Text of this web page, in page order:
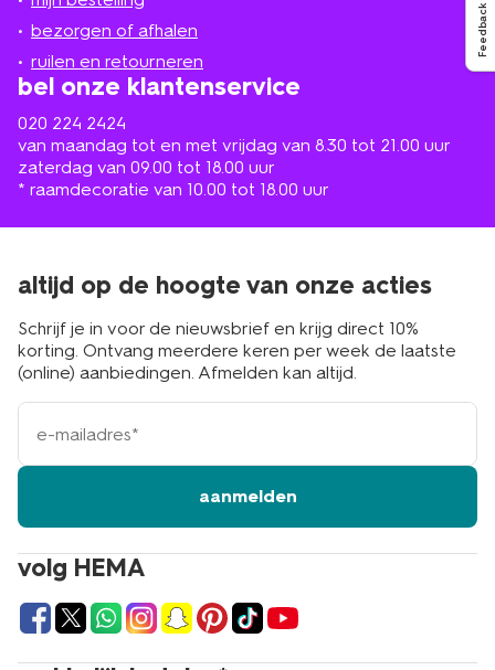
Feedback
bezorgen of afhalen
ruilen en retourneren
bel onze klantenservice
020 224 2424
van maandag tot en met vrijdag van 8.30 tot 21.00 uur
zaterdag van 09.00 tot 18.00 uur
* raamdecoratie van 10.00 tot 18.00 uur
in
de
buurt
volg HEMA
altijd op de hoogte van onze acties
Schrijf je in voor de nieuwsbrief en krijg direct 10%
korting. Ontvang meerdere keren per week de laatste
(online) aanbiedingen. Afmelden kan altijd.
e-
mailadres
aanmelden